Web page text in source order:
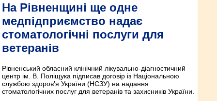
На Рівненщині ще одне
медпідприємство надає
стоматологічні послуги для
ветеранів
Рівненський обласний клінічний лікувально-діагностичний
центр ім. В. Поліщука підписав договір із Національною
службою здоров’я України (НСЗУ) на надання
стоматологічних послуг для ветеранів та захисників України.